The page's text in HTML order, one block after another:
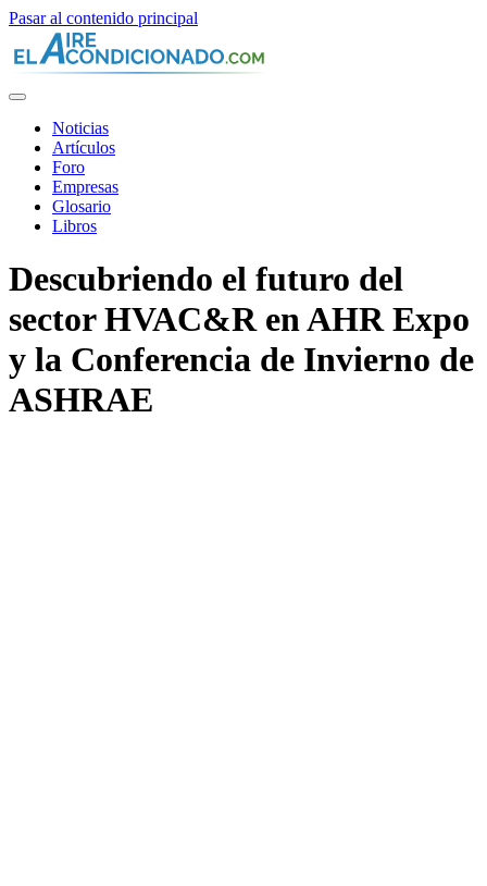
Pasar al contenido principal
Noticias
Artículos
Foro
Empresas
Glosario
Libros
Descubriendo el futuro del
sector HVAC&R en AHR Expo
y la Conferencia de Invierno de
ASHRAE